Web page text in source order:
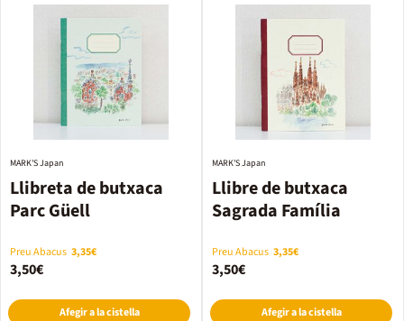
Llibreta de butxaca
Parc Güell
MARK'S Japan
Preu Abacus 3,35€
3,50€
Afegir a la cistella
Llibre de butxaca
Sagrada Família
MARK'S Japan
Preu Abacus 3,35€
3,50€
Afegir a la cistella